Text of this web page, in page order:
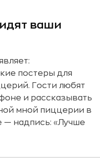
ваши
постеры для
Гости любят
и рассказывать
мной пиццерии в
— надпись: «Лучше